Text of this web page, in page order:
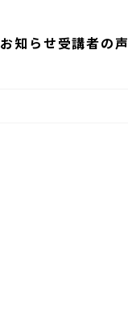
お知らせ 受講者の声